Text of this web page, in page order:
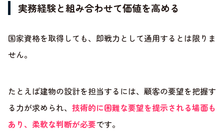
実務経験と組み合わせて価値を高める
国家資格を取得しても、即戦力として通用するとは限りま
せん。
たとえば建物の設計を担当するには、顧客の要望を把握す
る力が求められ、 技術的に困難な要望を提示される場面も
あり、柔軟な判断が必要です。